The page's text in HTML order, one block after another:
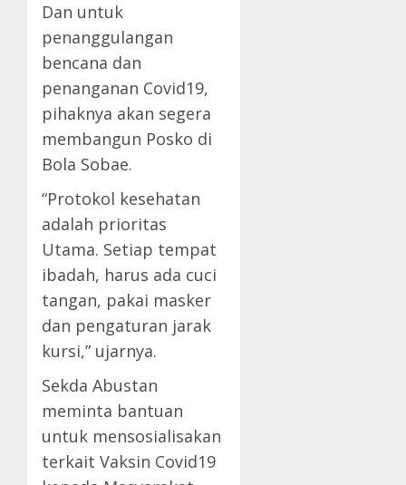
Dan untuk
penanggulangan
bencana dan
penanganan Covid19,
pihaknya akan segera
membangun Posko di
Bola Sobae.
“Protokol kesehatan
adalah prioritas
Utama. Setiap tempat
ibadah, harus ada cuci
tangan, pakai masker
dan pengaturan jarak
kursi,” ujarnya.
Sekda Abustan
meminta bantuan
untuk mensosialisakan
terkait Vaksin Covid19